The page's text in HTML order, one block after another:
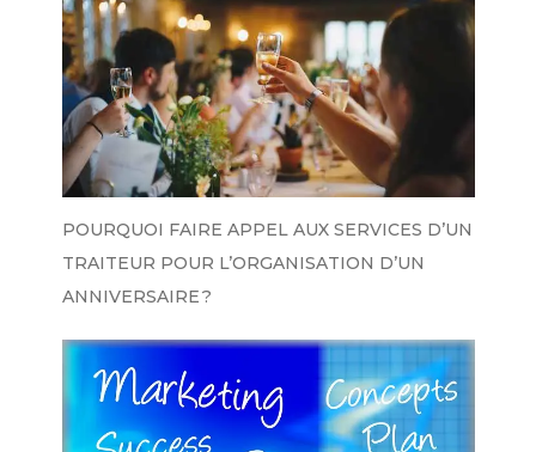
POURQUOI FAIRE APPEL AUX SERVICES D’UN
TRAITEUR POUR L’ORGANISATION D’UN
ANNIVERSAIRE ?